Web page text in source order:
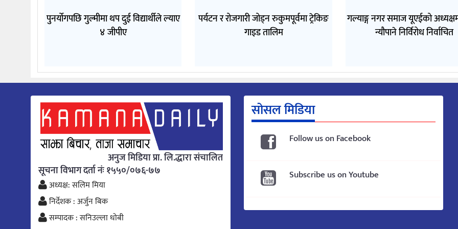
पुनर्योगपछि गुल्मीमा थप दुई विद्यार्थीले ल्याए
४ जीपीए
पर्यटन र रोजगारी जोड्न रुकुमपूर्वमा ट्रेकिङ
गाइड तालिम
गल्याङ्ग नगर समाज यूएईको
न्यौपाने निर्विरोध निर्वाचित
अनुज मिडिया प्रा. लि.द्धारा संचालित
सूचना विभाग दर्ता नंः १५५०/०७६-७७
अध्यक्ष: सलिम मिया
निर्देशक : अर्जुन बिक
सम्पादक : सनिउल्ला धोबी
सोसल मिडिया
Follow us on Facebook
Subscribe us on Youtube